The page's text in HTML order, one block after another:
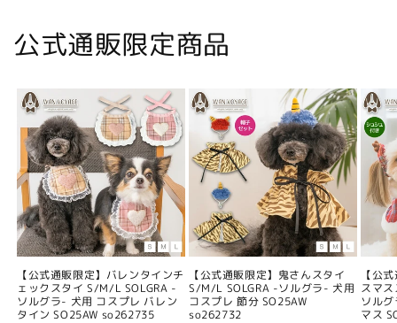
公式通販限定商品
【公式通販限定】バレンタインチ
ェックスタイ S/M/L SOLGRA -
ソルグラ- 犬用 コスプレ バレン
タイン SO25AW so262735
【公式通販限定】鬼さんスタイ
S/M/L SOLGRA -ソルグラ- 犬用
コスプレ 節分 SO25AW
so262732
【公
スマ
ソル
マス